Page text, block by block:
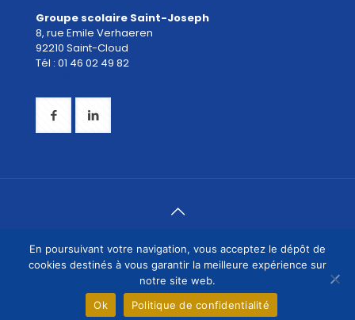
Groupe scolaire Saint-Joseph
8, rue Emile Verhaeren
92210 Saint-Cloud
Tél : 01 46 02 49 82
© 2019 Groupe scolaire Saint-Joseph Saint-Cloud -
Mentions légales
Politique de confidentialité | Plan du
site - Création du site :NDSI
En poursuivant votre navigation, vous acceptez le dépôt de
cookies destinés à vous garantir la meilleure expérience sur
notre site web.
Ok
Politique de confidentialité